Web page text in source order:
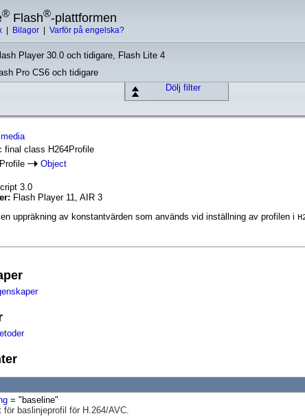
® Flash®-plattformen
Bilagor Varför på engelska?
Player 30.0 och tidigare, Flash Lite 4
Pro CS6 och tidigare
Dölj filter
final class H264Profile
Object
3.0
Flash Player 11, AIR 3
uppräkning av konstantvärden som används vid inställning av profilen i
= "baseline"
baslinjeprofil för H.264/AVC.